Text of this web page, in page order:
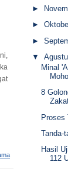
►
►
►
▼
Minal
8
Proses
Tanda-
Hasil
112